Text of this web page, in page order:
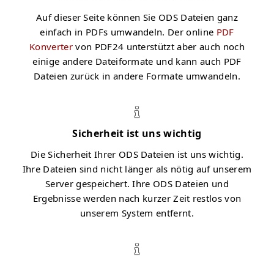
Auf dieser Seite können Sie ODS Dateien ganz
einfach in PDFs umwandeln. Der online PDF
Konverter von PDF24 unterstützt aber auch noch
einige andere Dateiformate und kann auch PDF
Dateien zurück in andere Formate umwandeln.
Sicherheit ist uns wichtig
Die Sicherheit Ihrer ODS Dateien ist uns wichtig.
Ihre Dateien sind nicht länger als nötig auf unserem
Server gespeichert. Ihre ODS Dateien und
Ergebnisse werden nach kurzer Zeit restlos von
unserem System entfernt.